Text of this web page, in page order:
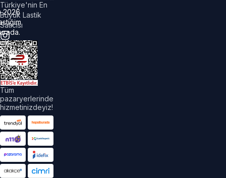
Türkiye'nin En
Büyük Lastik
Satıcısı
Tüm
pazaryerlerinde
hizmetinizdeyiz!
2026